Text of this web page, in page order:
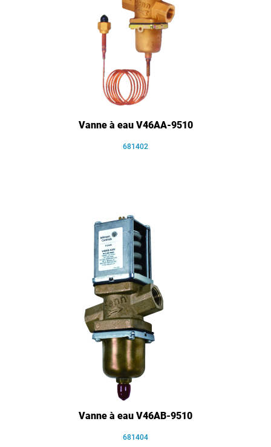
Vanne à eau V46AA-9510
681402
Vanne à eau V46AB-9510
681404